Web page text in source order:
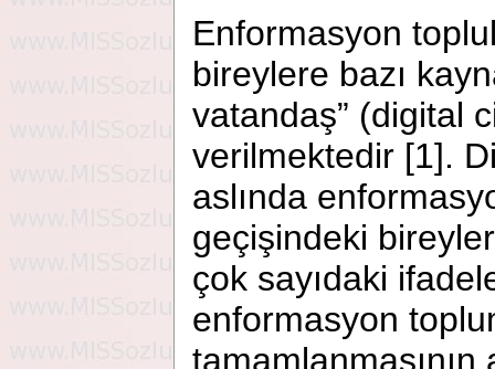
Enformasyon
bireylere bazı
vatandaş” (digital
verilmektedir [1].
aslında
geçişindeki
çok sayıdaki
enformasyon